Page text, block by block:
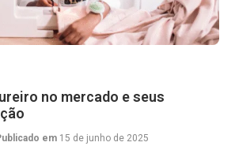
no mercado e seus
em 15 de junho de 2025